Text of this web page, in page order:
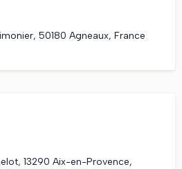
50180 Agneaux, France
13290 Aix-en-Provence,